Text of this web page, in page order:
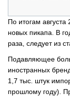
По итогам
новых пикапа. В
раза, следует из
Подавляющее
иностранных
1,7 тыс. штук
прошлому году).